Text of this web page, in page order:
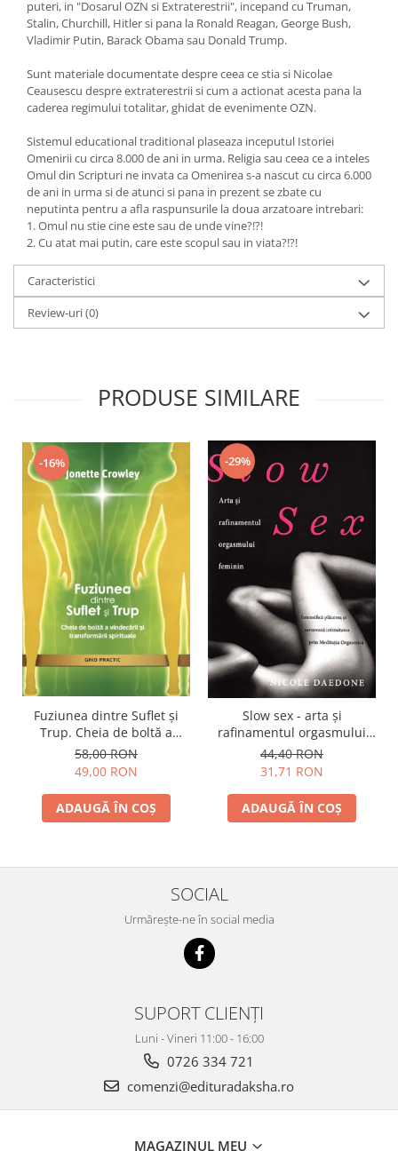
Spiritualitate şi ştiinţă
Fără categorie
Cunoaștere
puteri, in "Dosarul OZN si Extraterestrii", incepand cu Truman,
Stalin, Churchill, Hitler si pana la Ronald Reagan, George Bush,
Vladimir Putin, Barack Obama sau Donald Trump.
Sunt materiale documentate despre ceea ce stia si Nicolae
Ceausescu despre extraterestrii si cum a actionat acesta pana la
caderea regimului totalitar, ghidat de evenimente OZN.
Sistemul educational traditional plaseaza inceputul Istoriei
Omenirii cu circa 8.000 de ani in urma. Religia sau ceea ce a inteles
Omul din Scripturi ne invata ca Omenirea s-a nascut cu circa 6.000
de ani in urma si de atunci si pana in prezent se zbate cu
neputinta pentru a afla raspunsurile la doua arzatoare intrebari:
1. Omul nu stie cine este sau de unde vine?!?!
2. Cu atat mai putin, care este scopul sau in viata?!?!
Caracteristici
Review-uri(0)
PRODUSE SIMILARE
-16%
Fuziunea dintre Suflet și
Trup. Cheia de boltă a
vindecării și transformării
spirituale
58,00 RON
49,00 RON
ADAUGĂ ÎN COȘ
-29%
Slow sex - arta şi
rafinamentul orgasmului
feminin
44,40 RON
31,71 RON
ADAUGĂ ÎN COȘ
SOCIAL
Urmărește-ne în social media
SUPORT CLIENȚI
Luni - Vineri 11:00 - 16:00
0726 334 721
comenzi@edituradaksha.ro
MAGAZINUL MEU